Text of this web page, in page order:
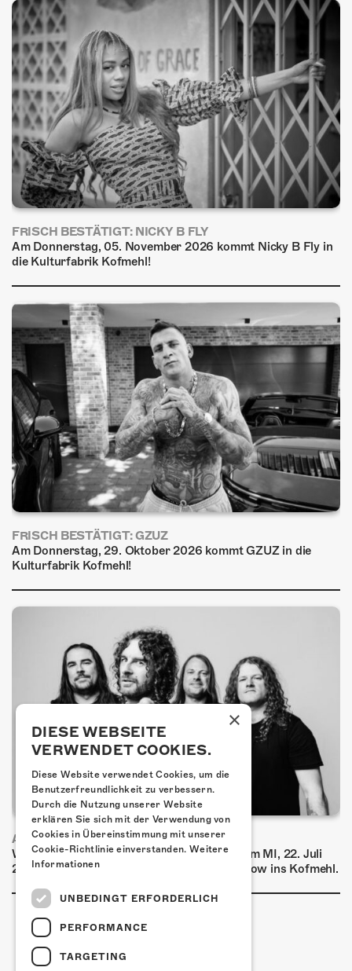
FRISCH BESTÄTIGT: NICKY B FLY
Am Donnerstag, 05. November 2026 kommt Nicky B Fly in
die Kulturfabrik Kofmehl!
FRISCH BESTÄTIGT: GZUZ
Am Donnerstag, 29. Oktober 2026 kommt GZUZ in die
Kulturfabrik Kofmehl!
AIRBOURNE - SPECIAL SUMMER SHOW
Wow, das ist ein Ding! Airbourne kommen am MI, 22. Juli
2026 für eine exklusive Special Summer Show ins Kofmehl.
×
DIESE WEBSEITE
VERWENDET COOKIES.
Diese Website verwendet Cookies, um die
Benutzerfreundlichkeit zu verbessern.
Durch die Nutzung unserer Website
erklären Sie sich mit der Verwendung von
Cookies in Übereinstimmung mit unserer
Cookie-Richtlinie einverstanden. Weitere
Informationen
UNBEDINGT ERFORDERLICH
PERFORMANCE
TARGETING